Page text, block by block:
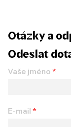
Otázky a
Odeslat
Vaše jméno *
E-mail *